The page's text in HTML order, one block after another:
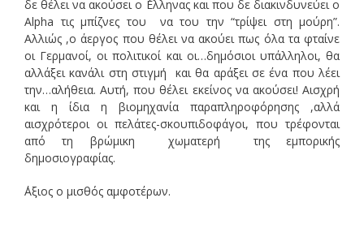
δε θέλει να ακούσει ο ΄Ελληνας και που δε διακινδυνεύει ο
Alpha τις μπίζνες του να του την “τρίψει στη μούρη”.
Αλλιώς ,ο άεργος που θέλει να ακούει πως όλα τα φταίνε
οι Γερμανοί, οι πολιτικοί και οι…δημόσιοι υπάλληλοι, θα
αλλάξει κανάλι στη στιγμή και θα αράξει σε ένα που λέει
την…αλήθεια. Αυτή, που θέλει εκείνος να ακούσει! Αισχρή
και η ίδια η βιομηχανία παραπληροφόρησης ,αλλά
αισχρότεροι οι πελάτες-σκουπιδοφάγοι, που τρέφονται
από τη βρώμικη χωματερή της εμπορικής
δημοσιογραφίας.
΄Αξιος ο μισθός αμφοτέρων.